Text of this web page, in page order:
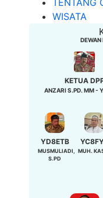
TENTANG
WISATA
DEWAN
KETUA
ANZARI S.PD. MM -
YD8ETB
MUSMULIADI,
S.PD
MUH.